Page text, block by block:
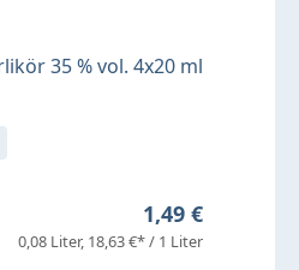
35 % vol. 4x20 ml
Regulärer
1,49 €
0,08 Liter 18,63 €* / 1 Liter